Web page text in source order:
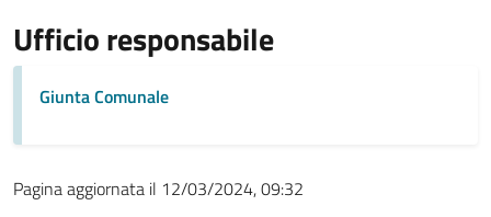
Ufficio responsabile
Giunta Comunale
Pagina aggiornata il 12/03/2024, 09:32